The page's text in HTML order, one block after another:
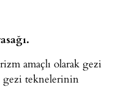
amaçlı olarak gezi
gezi teknelerinin